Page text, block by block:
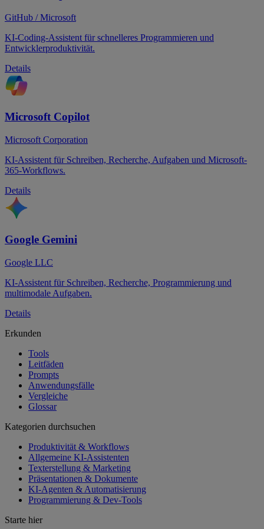
GitHub / Microsoft
KI-Coding-Assistent für schnelleres Programmieren und
Entwicklerproduktivität.
Details
Microsoft Copilot
Microsoft Corporation
KI-Assistent für Schreiben, Recherche, Aufgaben und Microsoft-
365-Workflows.
Details
Google Gemini
Google LLC
KI-Assistent für Schreiben, Recherche, Programmierung und
multimodale Aufgaben.
Details
Erkunden
Tools
Leitfäden
Prompts
Anwendungsfälle
Vergleiche
Glossar
Kategorien durchsuchen
Produktivität & Workflows
Allgemeine KI-Assistenten
Texterstellung & Marketing
Präsentationen & Dokumente
KI-Agenten & Automatisierung
Programmierung & Dev-Tools
Starte hier